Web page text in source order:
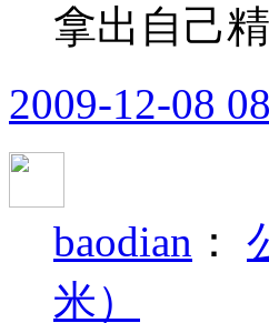
拿出自己
2009-12-08
baodian ：
米）